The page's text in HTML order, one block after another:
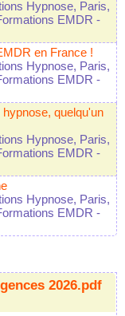
Hypnose, Paris,
EMDR -
en France !
Hypnose, Paris,
EMDR -
quelqu'un
Hypnose, Paris,
EMDR -
Hypnose, Paris,
EMDR -
2026.pdf